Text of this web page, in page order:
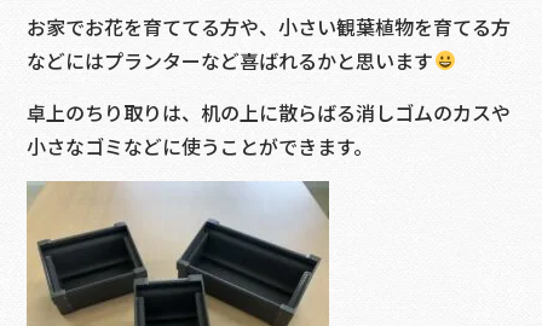
お家でお花を育ててる方や、小さい観葉植物を育てる方
などにはプランターなど喜ばれるかと思います
卓上のちり取りは、机の上に散らばる消しゴムのカスや
小さなゴミなどに使うことができます。